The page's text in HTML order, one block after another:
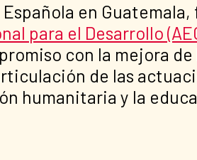
en
para el Desarrollo
con la mejora
de las
humanitaria y la